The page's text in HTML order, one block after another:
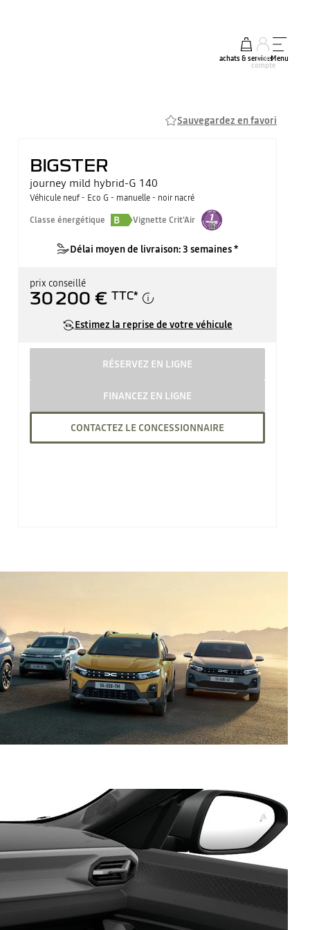
achats & services
mon
compte
Menu
Sauvegardez en favori
BIGSTER
journey mild hybrid-G 140
Véhicule neuf - Eco G - manuelle - noir nacré
Classe énergétique
B Vignette Crit'Air
Délai moyen de livraison: 3 semaines *
prix conseillé
30 200 € TTC*
Estimez la reprise de votre véhicule
RÉSERVEZ EN LIGNE
FINANCEZ EN LIGNE
CONTACTEZ LE CONCESSIONNAIRE